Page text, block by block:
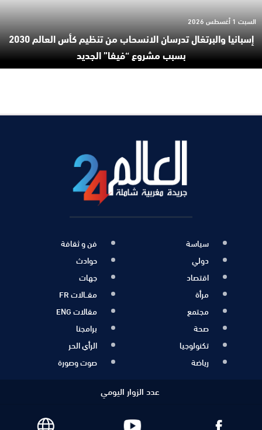
إسبانيا والبرتغال تدرسان الانسحاب من تنظيم كأس العالم 2030
بسبب مشروع “فيفا” الجديد
السبت 1 أغسطس 2026
سياسة
دولي
اقتصاد
مرأة
مجتمع
صحة
تكنولوجيا
رياضة
فن و ثقافة
حوادث
جهات
مقــالات FR
مقالات ENG
برامجنا
الرأي الحر
صوت وصورة
عدد الزوار اليومي